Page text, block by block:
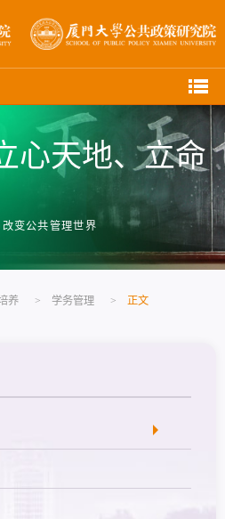
心天地、立命
变公共管理世界
养 > 学务管理 > 正文